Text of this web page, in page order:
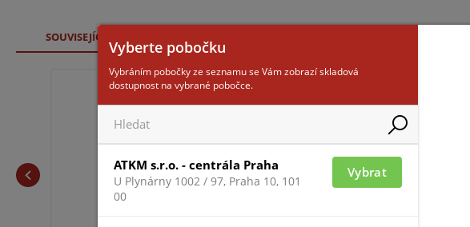
SOUVISEJÍCÍ ZBOŽÍ
VM-600-P
Vyberte pobočku
Vybráním pobočky ze seznamu se Vám zobrazí skladová
dostupnost na vybrané pobočce.
ATKM s.r.o. - centrála Praha
U Plynárny 1002 / 97, Praha 10, 101
00
Vybrat